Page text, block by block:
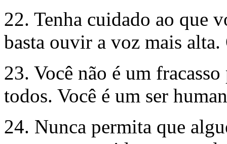
22. Tenha cuidado ao que
basta ouvir a voz mais
23. Você não é um
todos. Você é um ser
24. Nunca permita que